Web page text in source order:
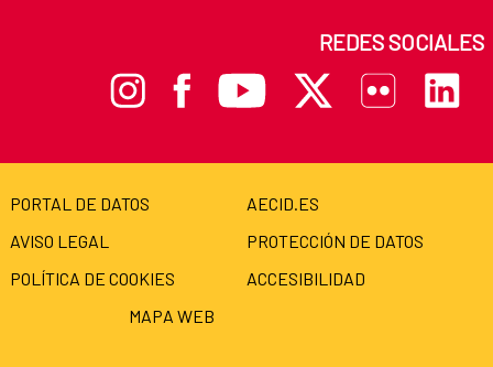
REDES SOCIALES
PORTAL DE DATOS
AECID.ES
AVISO LEGAL
PROTECCIÓN DE DATOS
POLÍTICA DE COOKIES
ACCESIBILIDAD
MAPA WEB